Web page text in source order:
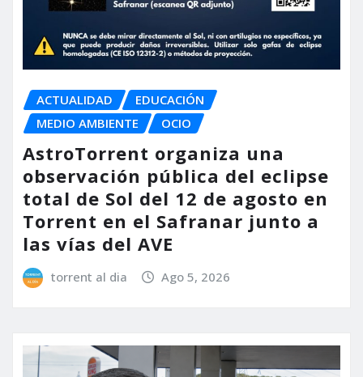
ACTUALIDAD
EDUCACIÓN
MEDIO AMBIENTE
OCIO
AstroTorrent organiza una
observación pública del eclipse
total de Sol del 12 de agosto en
Torrent en el Safranar junto a
las vías del AVE
torrent al dia Ago 5, 2026